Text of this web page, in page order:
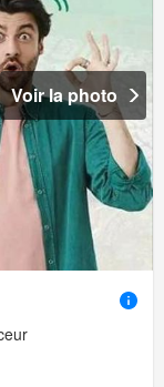
Voir la photo